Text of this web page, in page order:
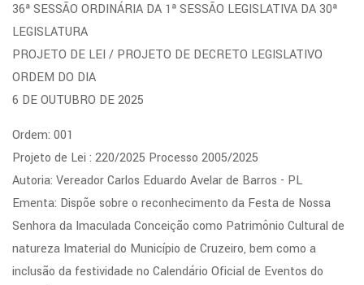
36ª SESSÃO ORDINÁRIA DA 1ª SESSÃO LEGISLATIVA DA 30ª
LEGISLATURA
PROJETO DE LEI / PROJETO DE DECRETO LEGISLATIVO
ORDEM DO DIA
6 DE OUTUBRO DE 2025
Ordem: 001
Projeto de Lei : 220/2025 Processo 2005/2025
Autoria: Vereador Carlos Eduardo Avelar de Barros - PL
Ementa: Dispõe sobre o reconhecimento da Festa de Nossa
Senhora da Imaculada Conceição como Patrimônio Cultural de
natureza Imaterial do Município de Cruzeiro, bem como a
inclusão da festividade no Calendário Oficial de Eventos do